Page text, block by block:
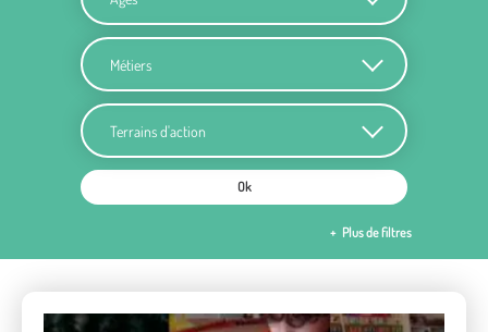
Métiers
Terrains d'action
Ok
Plus de filtres